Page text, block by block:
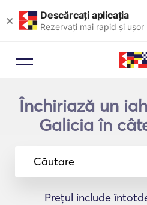
× Descărcați aplicația
Rezervați mai rapid și ușor
Închiriază un
Galicia în
Căutare
Prețul include